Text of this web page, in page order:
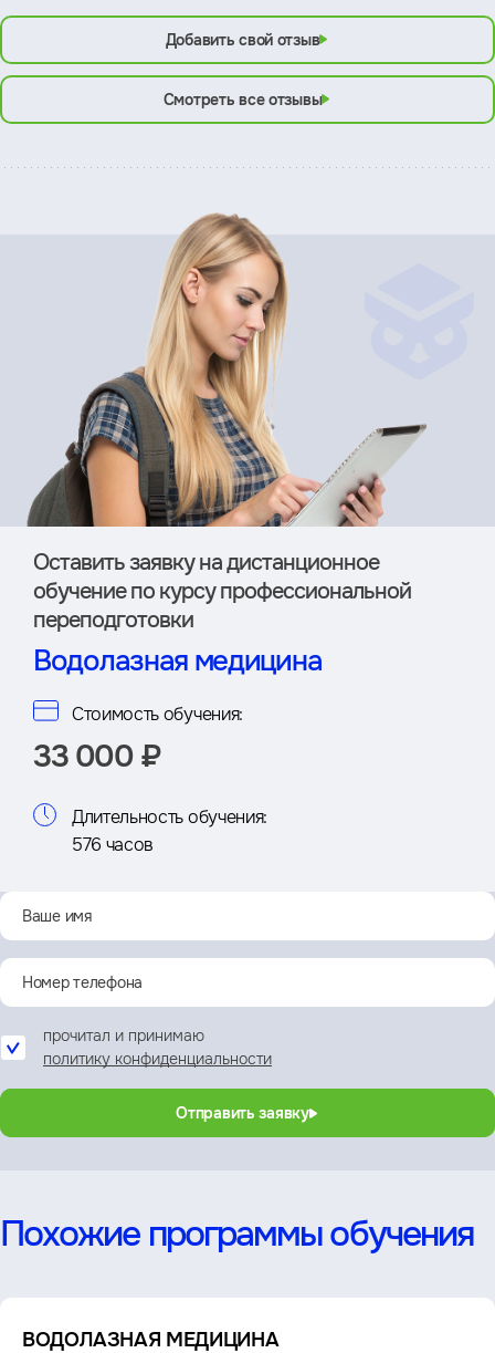
Добавить свой отзыв
Смотреть все отзывы
Оставить заявку на дистан­ционное
обучение по курсу профессиональной
переподготовки
Водолазная медицина
Стоимость обучения:
33 000 ₽
Длительность обучения:
576 часов
прочитал и принимаю
политику конфиденциальности
Отправить заявку
Похожие программы обучения
ВОДОЛАЗНАЯ МЕДИЦИНА